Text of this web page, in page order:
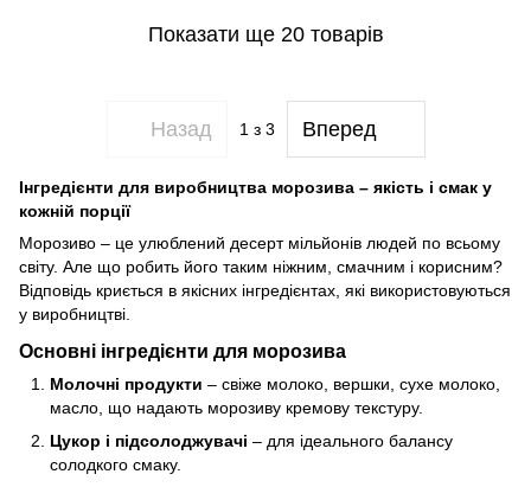
Показати ще 20 товарів
Назад 1 з 3 Вперед
Інгредієнти для виробництва морозива – якість і смак у
кожній порції
Морозиво – це улюблений десерт мільйонів людей по всьому
світу. Але що робить його таким ніжним, смачним і корисним?
Відповідь криється в якісних інгредієнтах, які використовуються
у виробництві.
Основні інгредієнти для морозива
Молочні продукти – свіже молоко, вершки, сухе молоко,
масло, що надають морозиву кремову текстуру.
Цукор і підсолоджувачі – для ідеального балансу
солодкого смаку.